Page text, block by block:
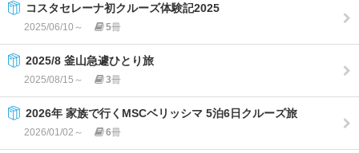
コスタセレーナ初クルーズ体験記2025
2025/06/10～ 5冊
2025/8 釜山急遽ひとり旅
2025/08/15～ 3冊
2026年 家族で行くMSCベリッシマ 5泊6日クルーズ旅
2026/01/02～ 6冊